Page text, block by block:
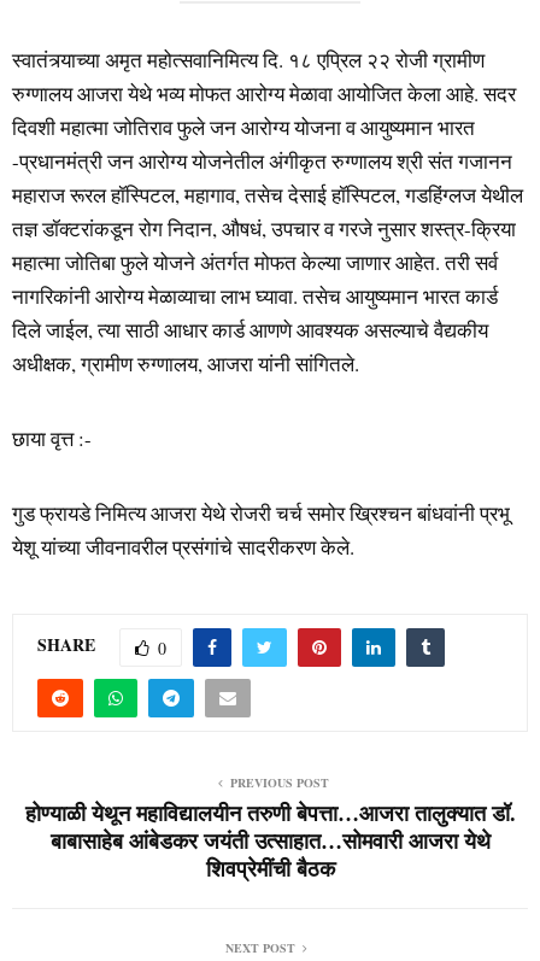
स्वातंत्र्याच्या अमृत महोत्सवानिमित्य दि. १८ एप्रिल २२ रोजी ग्रामीण
रुग्णालय आजरा येथे भव्य मोफत आरोग्य मेळावा आयोजित केला आहे. सदर
दिवशी महात्मा जोतिराव फुले जन आरोग्य योजना व आयुष्यमान भारत
-प्रधानमंत्री जन आरोग्य योजनेतील अंगीकृत रुग्णालय श्री संत गजानन
महाराज रूरल हॉस्पिटल, महागाव, तसेच देसाई हॉस्पिटल, गडहिंग्लज येथील
तज्ञ डॉक्टरांकडून रोग निदान, औषधं, उपचार व गरजे नुसार शस्त्र-क्रिया
महात्मा जोतिबा फुले योजने अंतर्गत मोफत केल्या जाणार आहेत. तरी सर्व
नागरिकांनी आरोग्य मेळाव्याचा लाभ घ्यावा. तसेच आयुष्यमान भारत कार्ड
दिले जाईल, त्या साठी आधार कार्ड आणणे आवश्यक असल्याचे वैद्यकीय
अधीक्षक, ग्रामीण रुग्णालय, आजरा यांनी सांगितले.
छाया वृत्त :-
गुड फ्रायडे निमित्य आजरा येथे रोजरी चर्च समोर ख्रिश्चन बांधवांनी प्रभू
येशू यांच्या जीवनावरील प्रसंगांचे सादरीकरण केले.
SHARE 0
PREVIOUS POST
होण्याळी येथून महाविद्यालयीन तरुणी बेपत्ता…आजरा तालुक्यात डॉ.
बाबासाहेब आंबेडकर जयंती उत्साहात…सोमवारी आजरा येथे
शिवप्रेमींची बैठक
NEXT POST